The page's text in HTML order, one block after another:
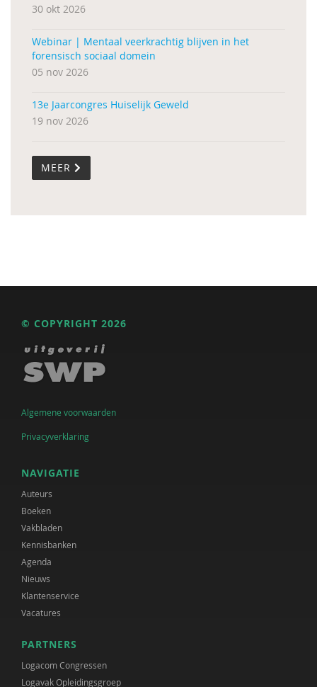
30 okt 2026
Webinar | Mentaal veerkrachtig blijven in het
forensisch sociaal domein
05 nov 2026
13e Jaarcongres Huiselijk Geweld
19 nov 2026
MEER
© COPYRIGHT 2026
Algemene voorwaarden
Privacyverklaring
NAVIGATIE
Auteurs
Boeken
Vakbladen
Kennisbanken
Agenda
Nieuws
Klantenservice
Vacatures
PARTNERS
Logacom Congressen
Logavak Opleidingsgroep